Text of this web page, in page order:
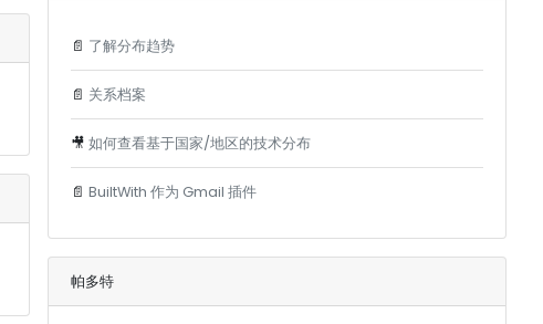
📄 了解分布趋势
📄 关系档案
🎥 如何查看基于国家/地区的技术分布
📄 BuiltWith 作为 Gmail 插件
帕多特